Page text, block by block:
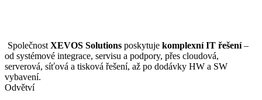
Společnost XEVOS Solutions poskytuje komplexní IT řešení–
od systémové integrace, servisu a podpory, přes cloudová,
serverová, síťová a tisková řešení, až po dodávky HW a SW
vybavení.
Odvětví